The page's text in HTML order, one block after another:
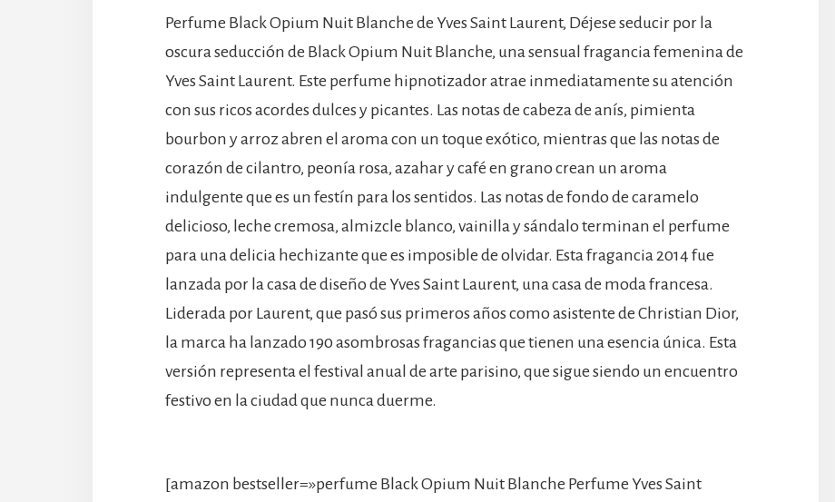
Perfume Black Opium Nuit Blanche de Yves Saint Laurent, Déjese seducir por la
oscura seducción de Black Opium Nuit Blanche, una sensual fragancia femenina de
Yves Saint Laurent. Este perfume hipnotizador atrae inmediatamente su atención
con sus ricos acordes dulces y picantes. Las notas de cabeza de anís, pimienta
bourbon y arroz abren el aroma con un toque exótico, mientras que las notas de
corazón de cilantro, peonía rosa, azahar y café en grano crean un aroma
indulgente que es un festín para los sentidos. Las notas de fondo de caramelo
delicioso, leche cremosa, almizcle blanco, vainilla y sándalo terminan el perfume
para una delicia hechizante que es imposible de olvidar. Esta fragancia 2014 fue
lanzada por la casa de diseño de Yves Saint Laurent, una casa de moda francesa.
Liderada por Laurent, que pasó sus primeros años como asistente de Christian Dior,
la marca ha lanzado 190 asombrosas fragancias que tienen una esencia única. Esta
versión representa el festival anual de arte parisino, que sigue siendo un encuentro
festivo en la ciudad que nunca duerme.
[amazon bestseller=»perfume Black Opium Nuit Blanche Perfume Yves Saint